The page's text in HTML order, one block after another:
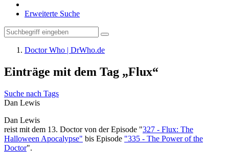
Erweiterte Suche
Doctor Who | DrWho.de
Einträge mit dem Tag „Flux“
Suche nach Tags
Dan Lewis
Dan Lewis
reist mit dem 13. Doctor von der Episode "327 - Flux: The
Halloween Apocalypse" bis Episode "335 - The Power of the
Doctor".